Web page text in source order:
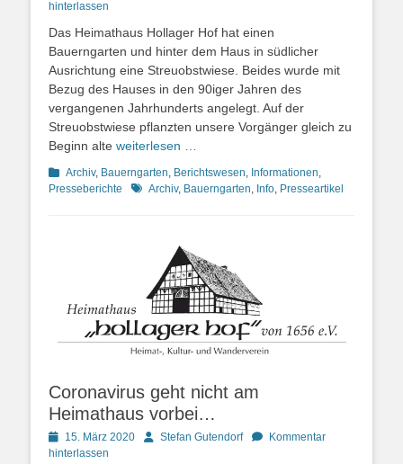
on
hinterlassen
Das Heimathaus Hollager Hof hat einen
Bauerngarten und hinter dem Haus in südlicher
Ausrichtung eine Streuobstwiese. Beides wurde mit
Bezug des Hauses in den 90iger Jahren des
vergangenen Jahrhunderts angelegt. Auf der
Streuobstwiese pflanzten unsere Vorgänger gleich zu
Beginn alte weiterlesen …
Kategorien
Archiv, Bauerngarten, Berichtswesen, Informationen,
Presseberichte
Schlagworte
Archiv, Bauerngarten, Info, Presseartikel
Coronavirus geht nicht am
Heimathaus vorbei…
Posted
on
15. März 2020 AutorStefan Gutendorf
Kommentar
hinterlassen